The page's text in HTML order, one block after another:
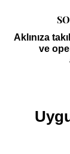
Aklınıza
ve